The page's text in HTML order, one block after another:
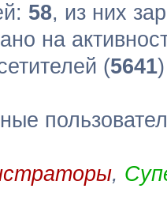
58, из них
на
(5641
,